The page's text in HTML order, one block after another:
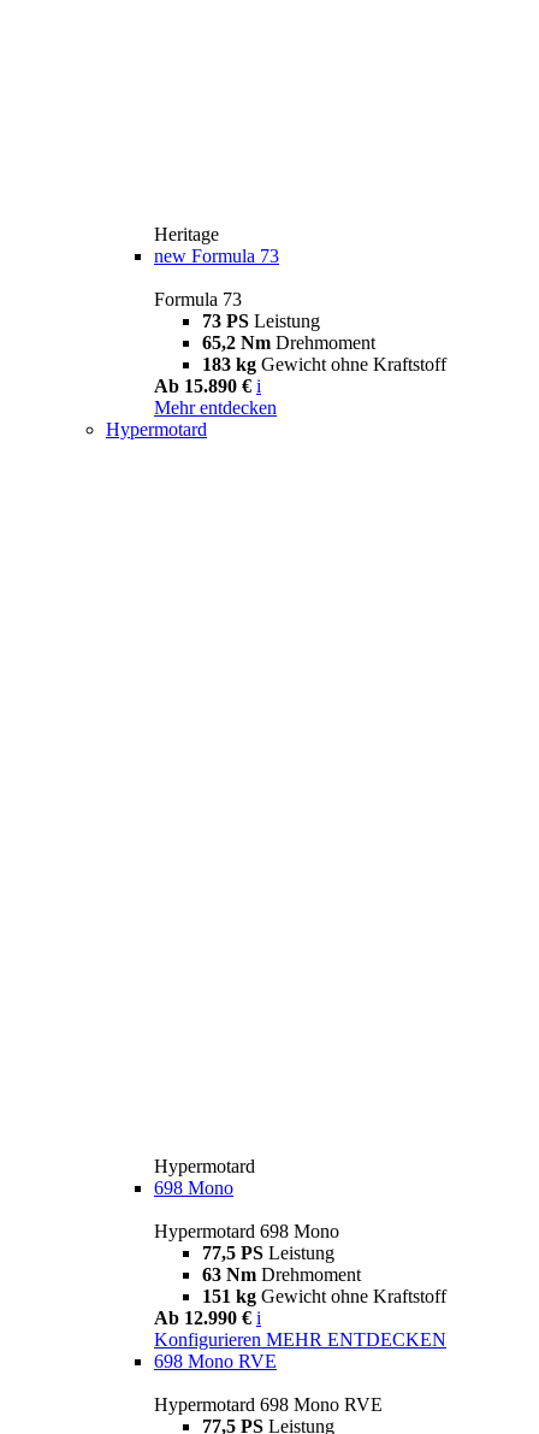
Heritage
new Formula 73
Formula 73
73 PS Leistung
65,2 Nm Drehmoment
183 kg Gewicht ohne Kraftstoff
Ab 15.890 € i
Mehr entdecken
Hypermotard
Hypermotard
698 Mono
Hypermotard 698 Mono
77,5 PS Leistung
63 Nm Drehmoment
151 kg Gewicht ohne Kraftstoff
Ab 12.990 € i
Konfigurieren MEHR ENTDECKEN
698 Mono RVE
Hypermotard 698 Mono RVE
77,5 PS Leistung